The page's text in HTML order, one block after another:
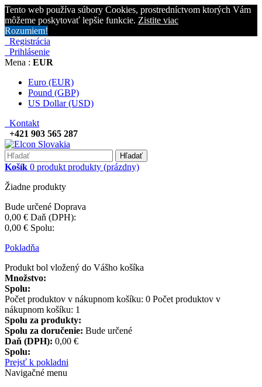
Tento web používa súbory Cookies, prostredníctvom ktorých Vám
môžeme poskytovať lepšie funkcie. Zistite viac
Rozumiem!
Registrácia
Prihlásenie
Mena : EUR
Euro (EUR)
Pound (GBP)
US Dollar (USD)
Kontakt
+421 903 565 287
Hľadať
Košík 0 produkt produkty (prázdny)
Žiadne produkty
Bude určené Doprava
0,00 € Daň (DPH):
0,00 € Spolu:
Pokladňa
Produkt bol vložený do Vášho košíka
Množstvo:
Spolu:
Počet produktov v nákupnom košíku: 0 Počet produktov v
nákupnom košíku: 1
Spolu za produkty:
Spolu za doručenie: Bude určené
Daň (DPH): 0,00 €
Spolu:
Prejsť k pokladni
Navigačné menu